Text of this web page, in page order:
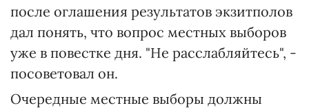
после оглашения результатов экзитполов
дал понять, что вопрос местных выборов
уже в повестке дня. "Не расслабляйтесь", -
посоветовал он.
Очередные местные выборы должны